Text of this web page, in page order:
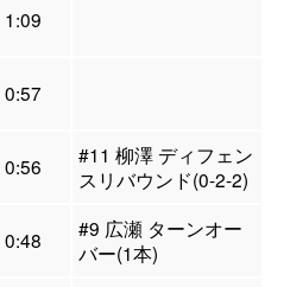
1:09
0:57
0:56
#11 柳澤 ディフェン
スリバウンド(0-2-2)
0:48
#9 広瀬 ターンオー
バー(1本)